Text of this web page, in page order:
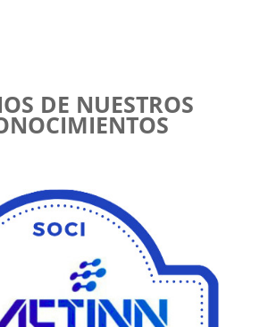
DE NUESTROS